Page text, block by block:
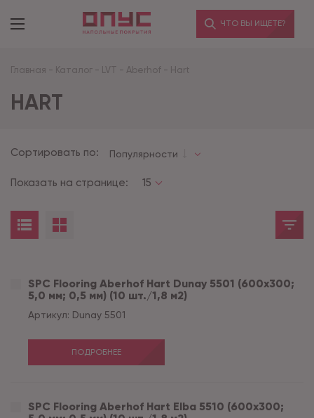
ЧТО ВЫ ИЩЕТЕ?
Главная - Каталог - LVT - Aberhof - Hart
HART
Сортировать по: Популярности
Показать на странице: 15
SPC Flooring Aberhof Hart Dunay 5501 (600х300;
5,0 мм; 0,5 мм) (10 шт./1,8 м2)
Артикул: Dunay 5501
ПОДРОБНЕЕ
SPC Flooring Aberhof Hart Elba 5510 (600х300;